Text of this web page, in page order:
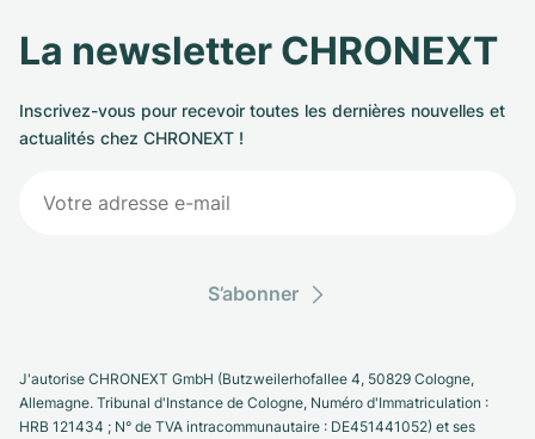
La newsletter CHRONEXT
Inscrivez-vous pour recevoir toutes les dernières nouvelles et
actualités chez CHRONEXT !
S’abonner
J'autorise CHRONEXT GmbH (Butzweilerhofallee 4, 50829 Cologne,
Allemagne. Tribunal d'Instance de Cologne, Numéro d'Immatriculation :
HRB 121434 ; N° de TVA intracommunautaire : DE451441052) et ses